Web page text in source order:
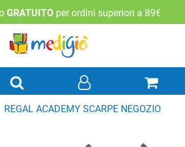
GRATUITO per ordini superiori a 89€
REGAL ACADEMY SCARPE NEGOZIO